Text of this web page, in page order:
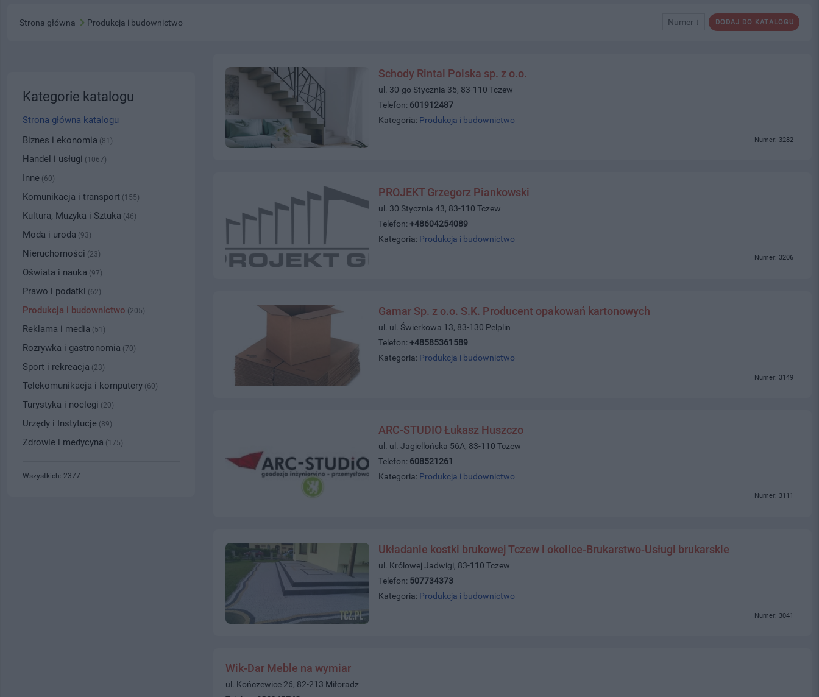
DODAJ DO KATALOGU
Numer ↓
Strona główna Produkcja i budownictwo
Schody Rintal Polska sp. z o.o.
ul. 30-go Stycznia 35, 83-110 Tczew
Telefon: 601912487
Kategoria: Produkcja i budownictwo
Numer: 3282
PROJEKT Grzegorz Piankowski
ul. 30 Stycznia 43, 83-110 Tczew
Telefon:+48604254089
Kategoria: Produkcja i budownictwo
Numer: 3206
Gamar Sp. z o.o. S.K. Producent opakowań kartonowych
ul. ul. Świerkowa 13, 83-130 Pelplin
Telefon:+48585361589
Kategoria: Produkcja i budownictwo
Numer: 3149
ARC-STUDIO Łukasz Huszczo
ul. ul. Jagiellońska 56A, 83-110 Tczew
Telefon: 608521261
Kategoria: Produkcja i budownictwo
Numer: 3111
Układanie kostki brukowej Tczew i okolice-Brukarstwo-Usługi brukarskie
ul. Królowej Jadwigi, 83-110 Tczew
Telefon: 507734373
Kategoria: Produkcja i budownictwo
Numer: 3041
Wik-Dar Meble na wymiar
ul. Kończewice 26, 82-213 Miłoradz
Kategorie katalogu
Strona główna katalogu
Biznes i ekonomia (81)
Handel i usługi (1067)
Inne (60)
Komunikacja i transport (155)
Kultura, Muzyka i Sztuka (46)
Moda i uroda (93)
Nieruchomości (23)
Oświata i nauka (97)
Prawo i podatki (62)
Produkcja i budownictwo (205)
Reklama i media (51)
Rozrywka i gastronomia (70)
Sport i rekreacja (23)
Telekomunikacja i komputery (60)
Turystyka i noclegi (20)
Urzędy i Instytucje (89)
Zdrowie i medycyna (175)
Wszystkich: 2377